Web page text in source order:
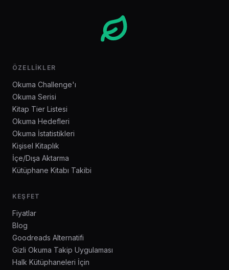
ÖZELLIKLER
Okuma Challenge'ı
Okuma Serisi
Kitap Tier Listesi
Okuma Hedefleri
Okuma İstatistikleri
Kişisel Kitaplık
İçe/Dışa Aktarma
Kütüphane Kitabı Takibi
KEŞFET
Fiyatlar
Blog
Goodreads Alternatifi
Gizli Okuma Takip Uygulaması
Halk Kütüphaneleri İçin